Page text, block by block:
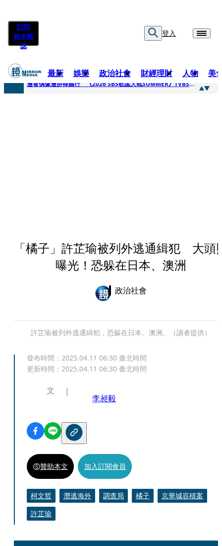
訂閱
紙本雜
誌
登入
最新 娛樂 政治社會 財經理財 人物 美
快訊
邊看偶像邊拚韓國行 《2026 SBS歌謠大戰SUMMER》TVBS直播祭追星福利
「橘子」許芷瑜被列外逃通緝犯 大頭
曝光！恐躲在日本、澳洲
政治社會
許芷瑜被列外逃通緝犯，恐躲在日本、澳洲。（讀者提供）
發布時間： 2025.04.11 06:30 臺北時間
更新時間： 2025.04.11 06:30 臺北時間
文
李昶毅
贊助本文 加入訂閱會員
柯文哲 潛逃海外 調查局 橘子
京華城容積案
許芷瑜